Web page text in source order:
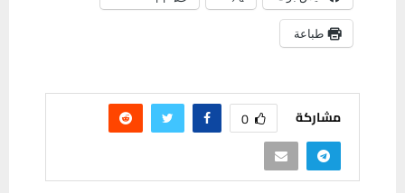
طباعة
مشاركة 0